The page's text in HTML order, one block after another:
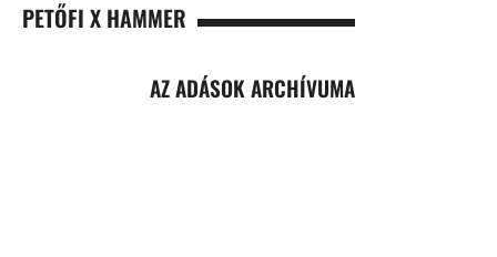
PETŐFI X HAMMER
AZ ADÁSOK ARCHÍVUMA